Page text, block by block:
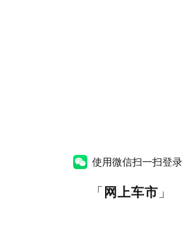
使用微信扫一扫登录
「 网上车市 」